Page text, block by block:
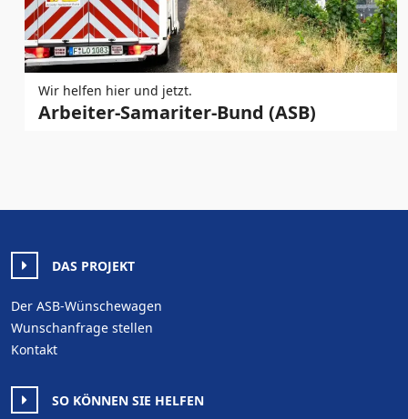
Wir helfen hier und jetzt.
Arbeiter-Samariter-Bund (ASB)
DAS PROJEKT
Der ASB-Wünschewagen
Wunschanfrage stellen
Kontakt
SO KÖNNEN SIE HELFEN